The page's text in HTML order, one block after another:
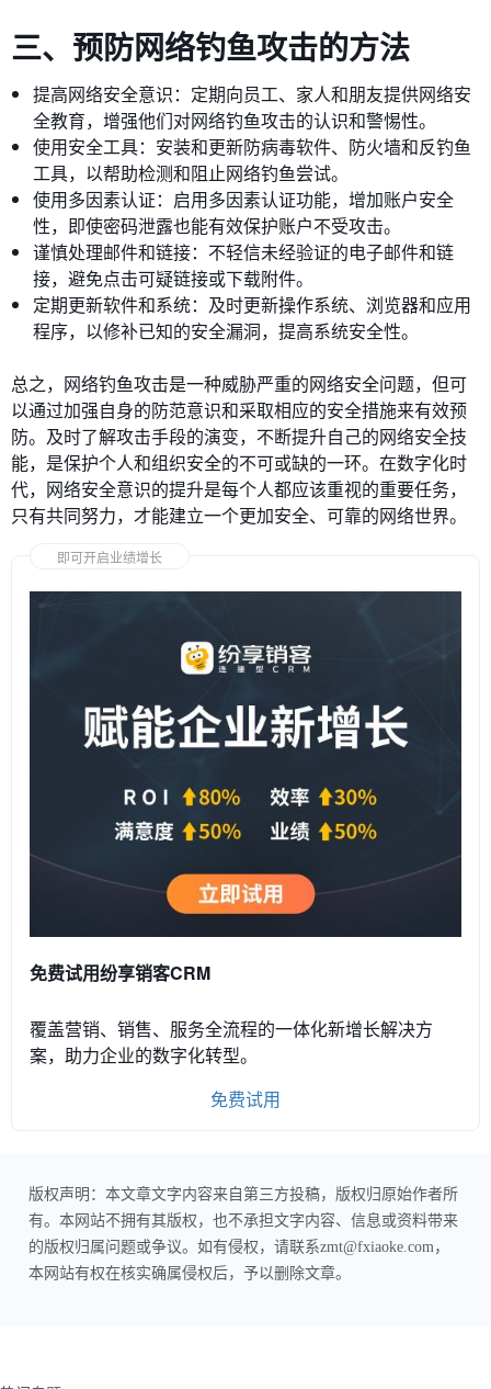
三、预防网络钓鱼攻击的方法
提高网络安全意识：定期向员工、家人和朋友提供网络安
全教育，增强他们对网络钓鱼攻击的认识和警惕性。
使用安全工具：安装和更新防病毒软件、防火墙和反钓鱼
工具，以帮助检测和阻止网络钓鱼尝试。
使用多因素认证：启用多因素认证功能，增加账户安全
性，即使密码泄露也能有效保护账户不受攻击。
谨慎处理邮件和链接：不轻信未经验证的电子邮件和链
接，避免点击可疑链接或下载附件。
定期更新软件和系统：及时更新操作系统、浏览器和应用
程序，以修补已知的安全漏洞，提高系统安全性。
总之，网络钓鱼攻击是一种威胁严重的网络安全问题，但可
以通过加强自身的防范意识和采取相应的安全措施来有效预
防。及时了解攻击手段的演变，不断提升自己的网络安全技
能，是保护个人和组织安全的不可或缺的一环。在数字化时
代，网络安全意识的提升是每个人都应该重视的重要任务，
只有共同努力，才能建立一个更加安全、可靠的网络世界。
即可开启业绩增长
免费试用纷享销客CRM
覆盖营销、销售、服务全流程的一体化新增长解决方
案，助力企业的数字化转型。
免费试用
版权声明：本文章文字内容来自第三方投稿，版权归原始作者所
有。本网站不拥有其版权，也不承担文字内容、信息或资料带来
的版权归属问题或争议。如有侵权，请联系zmt@fxiaoke.com，
本网站有权在核实确属侵权后，予以删除文章。